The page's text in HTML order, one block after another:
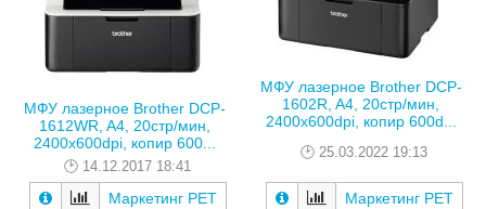
МФУ лазерное Brother DCP-
1612WR, A4, 20стр/мин,
2400х600dpi, копир 600...
14.12.2017 18:41
Маркетинг РЕТ
МФУ лазерное Brother DCP-
1602R, A4, 20стр/мин,
2400х600dpi, копир 600d...
25.03.2022 19:13
Маркетинг РЕТ